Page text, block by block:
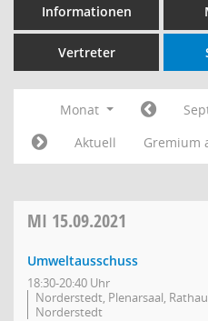
Informationen
Vertreter
Monat
Aktuell
Gremium
MI 15.09.2021
Umweltausschuss
18:30-20:40 Uhr
Norderstedt, Plenarsaal,
Norderstedt